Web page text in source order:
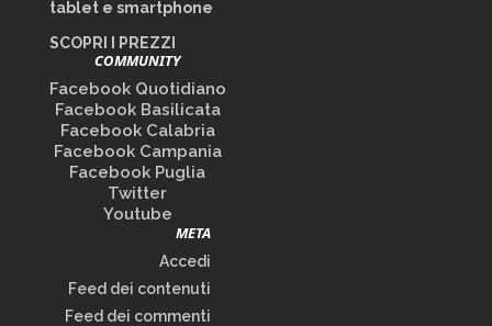
tablet e smartphone
SCOPRI I PREZZI
COMMUNITY
Facebook Quotidiano
Facebook Basilicata
Facebook Calabria
Facebook Campania
Facebook Puglia
Twitter
Youtube
META
Accedi
Feed dei contenuti
Feed dei commenti